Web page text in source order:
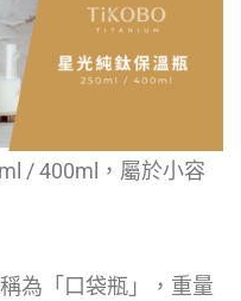
/ 400ml，屬於小容
為「口袋瓶」，重量